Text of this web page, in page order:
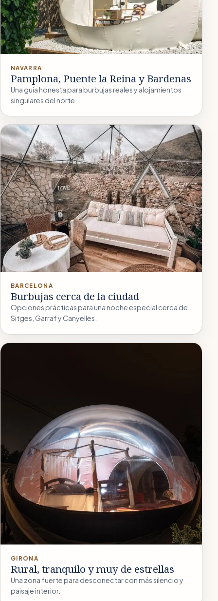
NAVARRA
Pamplona, Puente la Reina y Bardenas
Una guía honesta para burbujas reales y alojamientos
singulares del norte.
BARCELONA
Burbujas cerca de la ciudad
Opciones prácticas para una noche especial cerca de
Sitges, Garraf y Canyelles.
GIRONA
Rural, tranquilo y muy de estrellas
Una zona fuerte para desconectar con más silencio y
paisaje interior.